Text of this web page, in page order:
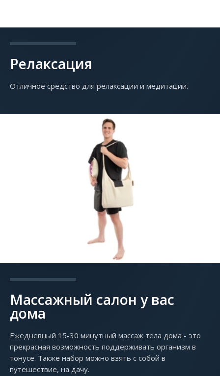
Релаксация
Отличное средство для релаксации и медитации.
Массажный салон у вас
дома
Ежедневный 15-30 минутный массаж тела дома - это
прекрасная возможность поддерживать организм в
тонусе. Также набор можно взять с собой в
путешествие, на дачу.